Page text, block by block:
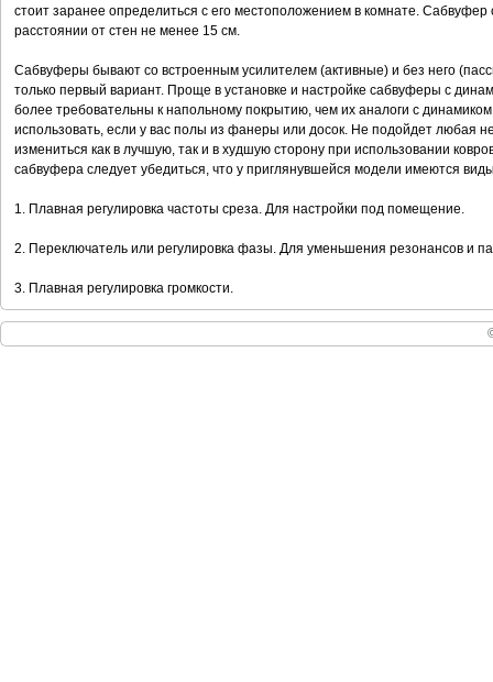
стоит заранее определиться с его местоположением в комнате.
расстоянии от стен не менее 15 см.
Сабвуферы бывают со встроенным усилителем (активные) и без него
только первый вариант. Проще в установке и настройке сабвуферы с
более требовательны к напольному покрытию, чем их аналоги с
использовать, если у вас полы из фанеры или досок. Не подойдет любая
измениться как в лучшую, так и в худшую сторону при использовании
сабвуфера следует убедиться, что у приглянувшейся модели имеются
1. Плавная регулировка частоты среза. Для настройки под помещение.
2. Переключатель или регулировка фазы. Для уменьшения резонансов и
3. Плавная регулировка громкости.